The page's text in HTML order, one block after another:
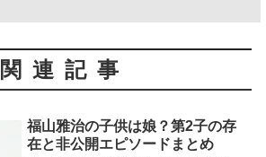
関連記事
福山雅治の子供は娘？第2子の存
在と非公開エピソードまとめ